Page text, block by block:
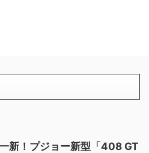
新！プジョー新型「408 GT